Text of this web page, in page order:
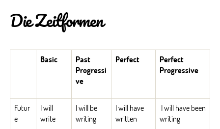
Die Zeitformen
Basic
Past
Progressi
ve
Perfect
Perfect
Progressive
Futur
e
I will
write
I will be
writing
I will have
written
I will have been
writing